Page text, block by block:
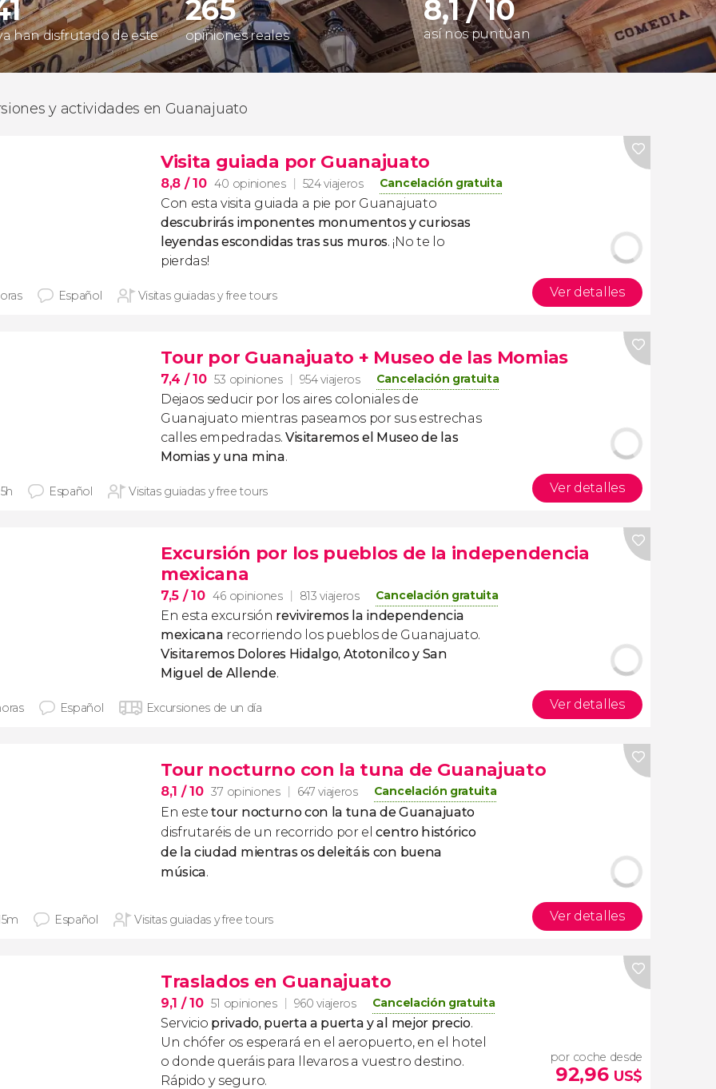
han disfrutado de este
265
opiniones reales
8,1 / 10
así nos puntúan
y actividades en Guanajuato
Visita guiada por Guanajuato
8,8 / 10 40 opiniones 524 viajeros Cancelación gratuita
Con esta visita guiada a pie por Guanajuato
descubrirás imponentes monumentos y curiosas
leyendas escondidas tras sus muros. ¡No te lo
pierdas!
Español Visitas guiadas y free tours Ver detalles
Tour por Guanajuato + Museo de las Momias
7,4 / 10 53 opiniones 954 viajeros Cancelación gratuita
Dejaos seducir por los aires coloniales de
Guanajuato mientras paseamos por sus estrechas
calles empedradas. Visitaremos el Museo de las
Momias y una mina.
Español Visitas guiadas y free tours Ver detalles
Excursión por los pueblos de la independencia
mexicana
7,5 / 10 46 opiniones 813 viajeros Cancelación gratuita
En esta excursión reviviremos la independencia
mexicana recorriendo los pueblos de Guanajuato.
Visitaremos Dolores Hidalgo, Atotonilco y San
Miguel de Allende.
Español Excursiones de un día Ver detalles
Tour nocturno con la tuna de Guanajuato
8,1 / 10 37 opiniones 647 viajeros Cancelación gratuita
En este tour nocturno con la tuna de Guanajuato
disfrutaréis de un recorrido por elcentro histórico
de la ciudad mientras os deleitáis con buena
música.
Español Visitas guiadas y free tours Ver detalles
Traslados en Guanajuato
9,1 / 10 51 opiniones 960 viajeros Cancelación gratuita
Servicio privado, puerta a puerta y al mejor precio.
Un chófer os esperará en el aeropuerto, en el hotel
o donde queráis para llevaros a vuestro destino.
Rápido y seguro.
por coche desde
92,96 US$